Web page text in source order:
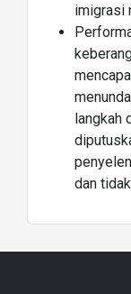
imigrasi
langkah
dan